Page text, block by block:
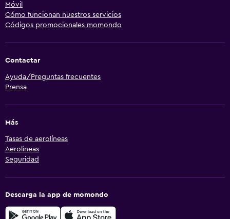
Móvil
Cómo funcionan nuestros servicios
Códigos promocionales momondo
Contactar
Ayuda/Preguntas frecuentes
Prensa
Más
Tasas de aerolíneas
Aerolíneas
Seguridad
Descarga la app de momondo